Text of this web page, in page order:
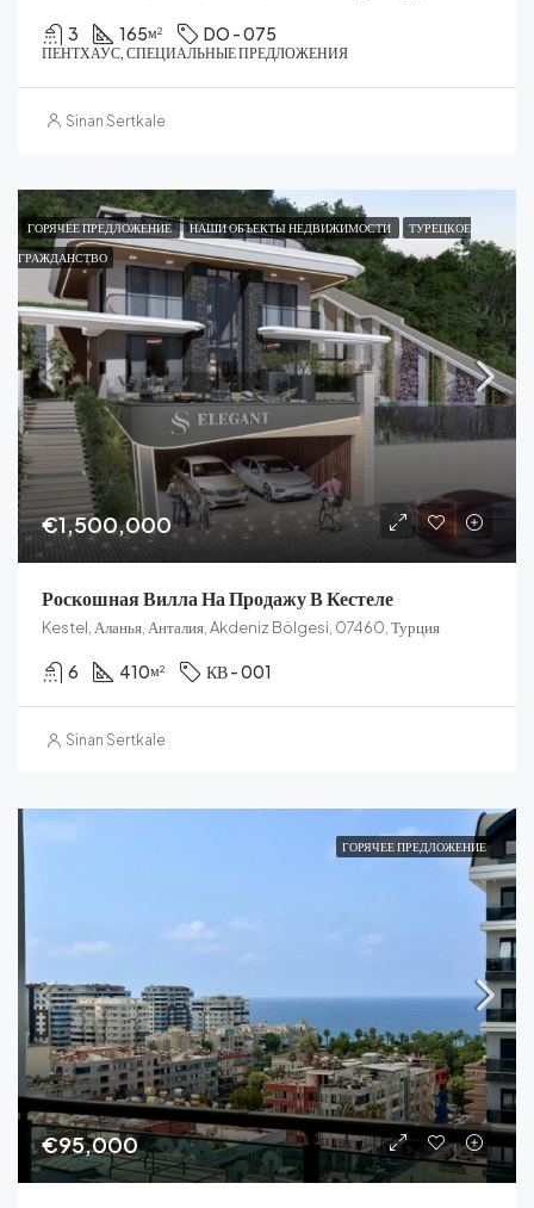
3 165м² DO - 075
ПЕНТХАУС, СПЕЦИАЛЬНЫЕ ПРЕДЛОЖЕНИЯ
Sinan Sertkale
ГОРЯЧЕЕ ПРЕДЛОЖЕНИЕ НАШИ ОБЪЕКТЫ НЕДВИЖИМОСТИ ТУРЕЦКОЕ
ГРАЖДАНСТВО
€1,500,000
Роскошная Вилла На Продажу В Кестеле
Kestel, Аланья, Анталия, Akdeniz Bölgesi, 07460, Турция
6 410м² КВ - 001
Sinan Sertkale
ГОРЯЧЕЕ ПРЕДЛОЖЕНИЕ
€95,000